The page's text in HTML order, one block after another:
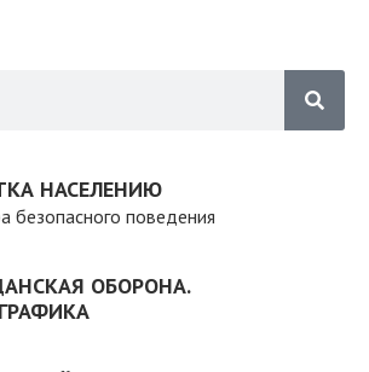
НАСЕЛЕНИЮ
безопасного поведения
ОБОРОНА.